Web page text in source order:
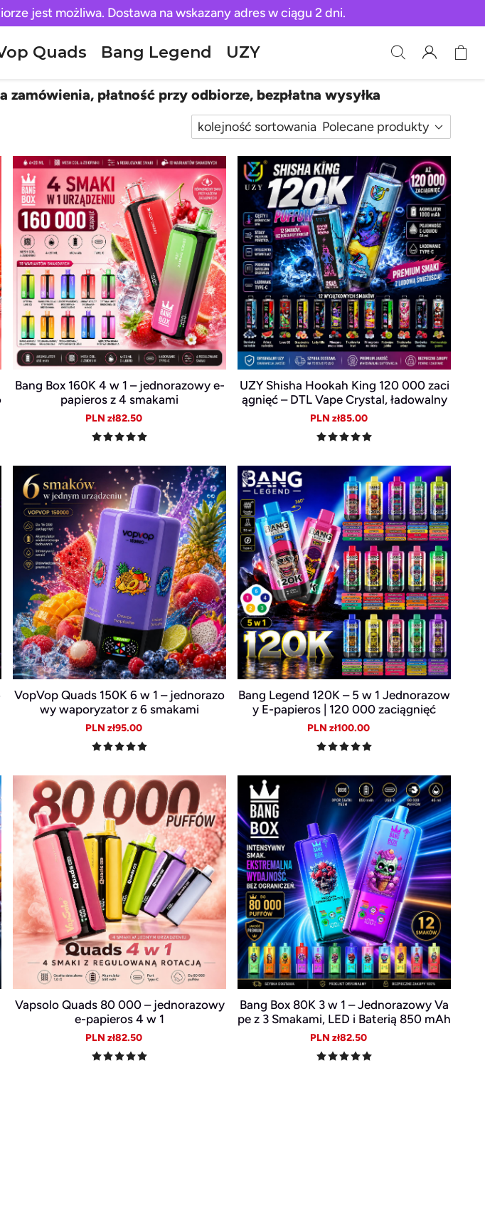
jest możliwa. Dostawa na wskazany adres w ciągu 2 dni.
Quads Bang Legend UZY
płatność przy odbiorze, bezpłatna wysyłka
kolejność sortowania Polecane produkty
Bang Box 160K 4 w 1 – jednorazowy e-
papieros z 4 smakami
Sale
PLN zł82.50
UZY Shisha Hookah King 120 000 zaci
ągnięć – DTL Vape Crystal, ładowalny
USB-C, Smart LED
Sale
PLN zł85.00
VopVop Quads 150K 6 w 1 – jednorazo
wy waporyzator z 6 smakami
Sale
PLN zł95.00
Bang Legend 120K – 5 w 1 Jednorazow
y E-papieros | 120 000 zaciągnięć
Sale
PLN zł100.00
Vapsolo Quads 80 000 – jednorazowy
e-papieros 4 w 1
Sale
PLN zł82.50
Bang Box 80K 3 w 1 – Jednorazowy Va
pe z 3 Smakami, LED i Baterią 850 mAh
Sale
PLN zł82.50